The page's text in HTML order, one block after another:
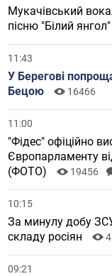
Мукачівський
пісню "Білий
11:43
У Берегові
Бецою
16466
11:00
"Фідес" офіційно
Європарламенту
(ФОТО)
19456
10:15
За минулу добу
складу росіян
09:21